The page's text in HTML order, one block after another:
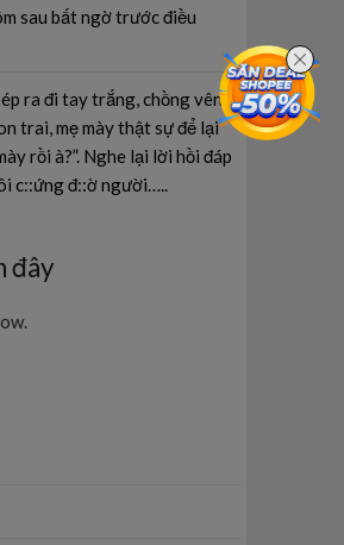
sau bất ngờ trước điều
ra đi tay trắng, chồng vênh
trai, mẹ mày thật sự để lại
rồi à?”. Nghe lại lời hồi đáp
c::ứng đ::ờ người…..
đây